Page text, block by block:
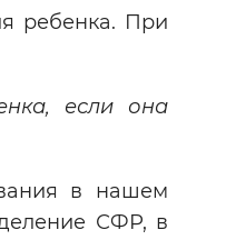
ребенка. При
если она
в нашем
СФР, в